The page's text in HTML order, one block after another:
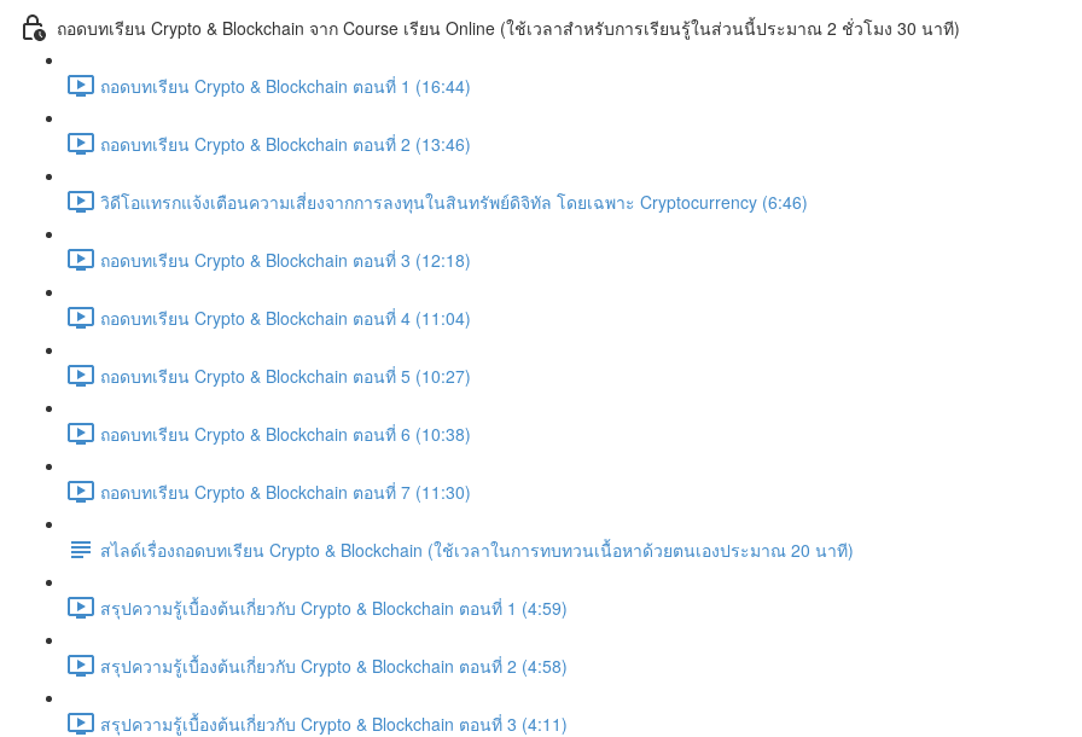
ถอดบทเรียน Crypto & Blockchain จาก Course เรียน Online (ใช้เวลาสำหรับการเรียนรู้ในส่วนนี้ประมาณ 2 ชั่วโมง 30 นาที)
ถอดบทเรียน Crypto & Blockchain ตอนที่ 1 (16:44)
ถอดบทเรียน Crypto & Blockchain ตอนที่ 2 (13:46)
วิดีโอแทรกแจ้งเตือนความเสี่ยงจากการลงทุนในสินทรัพย์ดิจิทัล โดยเฉพาะ Cryptocurrency (6:46)
ถอดบทเรียน Crypto & Blockchain ตอนที่ 3 (12:18)
ถอดบทเรียน Crypto & Blockchain ตอนที่ 4 (11:04)
ถอดบทเรียน Crypto & Blockchain ตอนที่ 5 (10:27)
ถอดบทเรียน Crypto & Blockchain ตอนที่ 6 (10:38)
ถอดบทเรียน Crypto & Blockchain ตอนที่ 7 (11:30)
สไลด์เรื่องถอดบทเรียน Crypto & Blockchain (ใช้เวลาในการทบทวนเนื้อหาด้วยตนเองประมาณ 20 นาที)
สรุปความรู้เบื้องต้นเกี่ยวกับ Crypto & Blockchain ตอนที่ 1 (4:59)
สรุปความรู้เบื้องต้นเกี่ยวกับ Crypto & Blockchain ตอนที่ 2 (4:58)
สรุปความรู้เบื้องต้นเกี่ยวกับ Crypto & Blockchain ตอนที่ 3 (4:11)